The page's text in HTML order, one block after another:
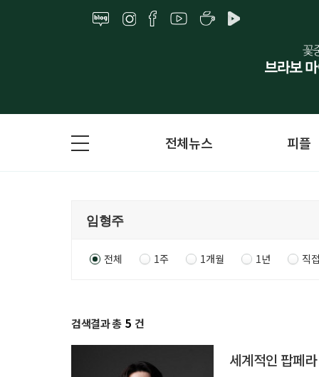
전체뉴스 피플
전체 1주 1개월 1년 직
검색결과 총 5 건
세계적인 팝페